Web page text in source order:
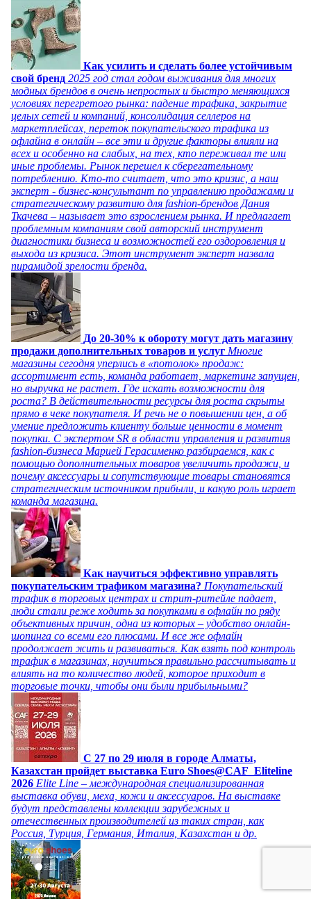
Как усилить и сделать более устойчивым
свой бренд 2025 год стал годом выживания для многих
модных брендов в очень непростых и быстро меняющихся
условиях перегретого рынка: падение трафика, закрытие
целых сетей и компаний, консолидация селлеров на
маркетплейсах, переток покупательского трафика из
офлайна в онлайн – все эти и другие факторы влияли на
всех и особенно на слабых, на тех, кто переживал те или
иные проблемы. Рынок перешел к сберегательному
потреблению. Кто-то считает, что это кризис, а наш
эксперт - бизнес-консультант по управлению продажами и
стратегическому развитию для fashion-брендов Дания
Ткачева – называет это взрослением рынка. И предлагает
проблемным компаниям свой авторский инструмент
диагностики бизнеса и возможностей его оздоровления и
выхода из кризиса. Этот инструмент эксперт назвала
пирамидой зрелости бренда.
До 20-30% к обороту могут дать магазину
продажи дополнительных товаров и услуг Многие
магазины сегодня уперлись в «потолок» продаж:
ассортимент есть, команда работает, маркетинг запущен,
но выручка не растет. Где искать возможности для
роста? В действительности ресурсы для роста скрыты
прямо в чеке покупателя. И речь не о повышении цен, а об
умение предложить клиенту больше ценности в момент
покупки. С экспертом SR в области управления и развития
fashion-бизнеса Марией Герасименко разбираемся, как с
помощью дополнительных товаров увеличить продажи, и
почему аксессуары и сопутствующие товары становятся
стратегическим источником прибыли, и какую роль играет
команда магазина.
Как научиться эффективно управлять
покупательским трафиком магазина? Покупательский
трафик в торговых центрах и стрит-ритейле падает,
люди стали реже ходить за покупками в офлайн по ряду
объективных причин, одна из которых – удобство онлайн-
шопинга со всеми его плюсами. И все же офлайн
продолжает жить и развиваться. Как взять под контроль
трафик в магазинах, научиться правильно рассчитывать и
влиять на то количество людей, которое приходит в
торговые точки, чтобы они были прибыльными?
C 27 по 29 июля в городе Алматы,
Казахстан пройдет выставка Euro Shoes@CAF_Eliteline
2026 Elite Line – международная специализированная
выставка обуви, меха, кожи и аксессуаров. На выставке
будут представлены коллекции зарубежных и
отечественных производителей из таких стран, как
Россия, Турция, Германия, Италия, Казахстан и др.